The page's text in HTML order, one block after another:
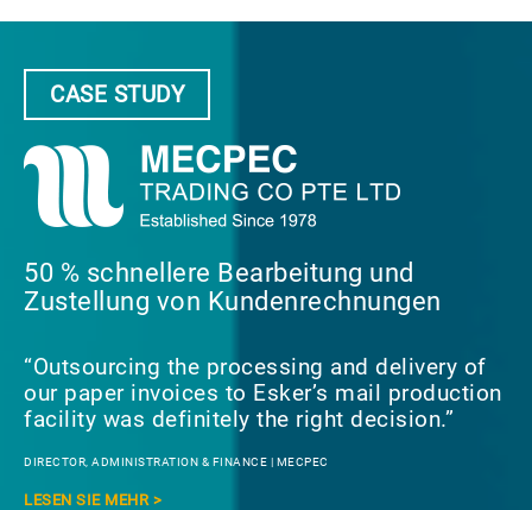
CASE STUDY
50 % schnellere Bearbeitung und
Zustellung von Kundenrechnungen
“Outsourcing the processing and delivery of
our paper invoices to Esker’s mail production
facility was definitely the right decision.”
DIRECTOR, ADMINISTRATION & FINANCE | MECPEC
LESEN SIE MEHR >